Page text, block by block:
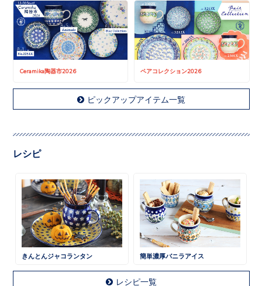
Ceramika陶器市2026 ペアコレクション2026
ピックアップアイテム一覧
レシピ
きんとんジャコランタン 簡単濃厚バニラアイス
レシピ一覧